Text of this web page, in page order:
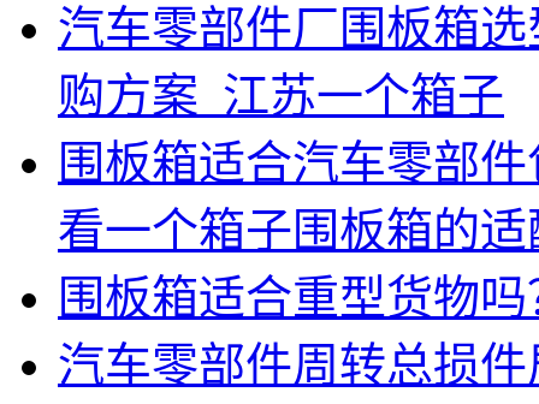
汽车零部件厂围板箱
购方案_江苏一个箱子
围板箱适合汽车零部
看一个箱子围板箱的适
围板箱适合重型货物
汽车零部件周转总损